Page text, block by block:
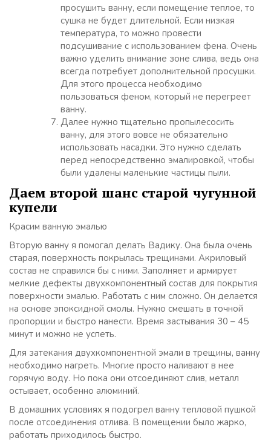
просушить ванну, если помещение теплое, то
сушка не будет длительной. Если низкая
температура, то можно провести
подсушивание с использованием фена. Очень
важно уделить внимание зоне слива, ведь она
всегда потребует дополнительной просушки.
Для этого процесса необходимо
пользоваться феном, который не перегреет
ванну.
Далее нужно тщательно пропылесосить
ванну, для этого вовсе не обязательно
использовать насадки. Это нужно сделать
перед непосредственно эмалировкой, чтобы
были удалены маленькие частицы пыли.
Даем второй шанс старой чугунной
купели
Красим ванную эмалью
Вторую ванну я помогал делать Вадику. Она была очень
старая, поверхность покрылась трещинами. Акриловый
состав не справился бы с ними. Заполняет и армирует
мелкие дефекты двухкомпонентный состав для покрытия
поверхности эмалью. Работать с ним сложно. Он делается
на основе эпоксидной смолы. Нужно смешать в точной
пропорции и быстро нанести. Время застывания 30 – 45
минут и можно не успеть.
Для затекания двухкомпонентной эмали в трещины, ванну
необходимо нагреть. Многие просто наливают в нее
горячую воду. Но пока они отсоединяют слив, металл
остывает, особенно алюминий.
В домашних условиях я подогрел ванну тепловой пушкой
после отсоединения отлива. В помещении было жарко,
работать приходилось быстро.